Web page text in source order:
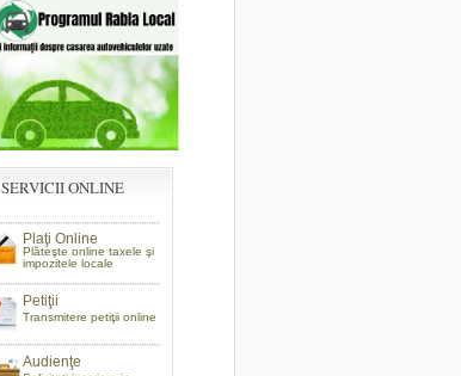
SERVICII ONLINE
Plaţi Online
Plăteşte online taxele şi
impozitele locale
Petiţii
Transmitere petiţii online
Audienţe